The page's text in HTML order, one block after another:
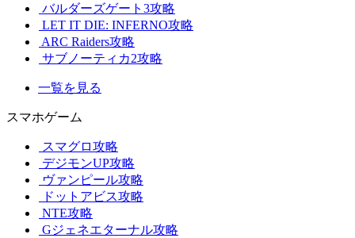
バルダーズゲート3攻略
LET IT DIE: INFERNO攻略
ARC Raiders攻略
サブノーティカ2攻略
一覧を見る
スマホゲーム
スマグロ攻略
デジモンUP攻略
ヴァンピール攻略
ドットアビス攻略
NTE攻略
Gジェネエターナル攻略